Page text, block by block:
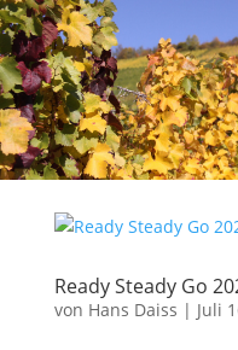
Ready Steady Go
von Hans Daiss | Juli